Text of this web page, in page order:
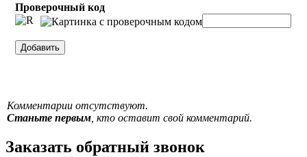
Проверочный код
Комментарии отсутствуют.
Станьте первым, кто оставит свой комментарий.
Заказать обратный звонок